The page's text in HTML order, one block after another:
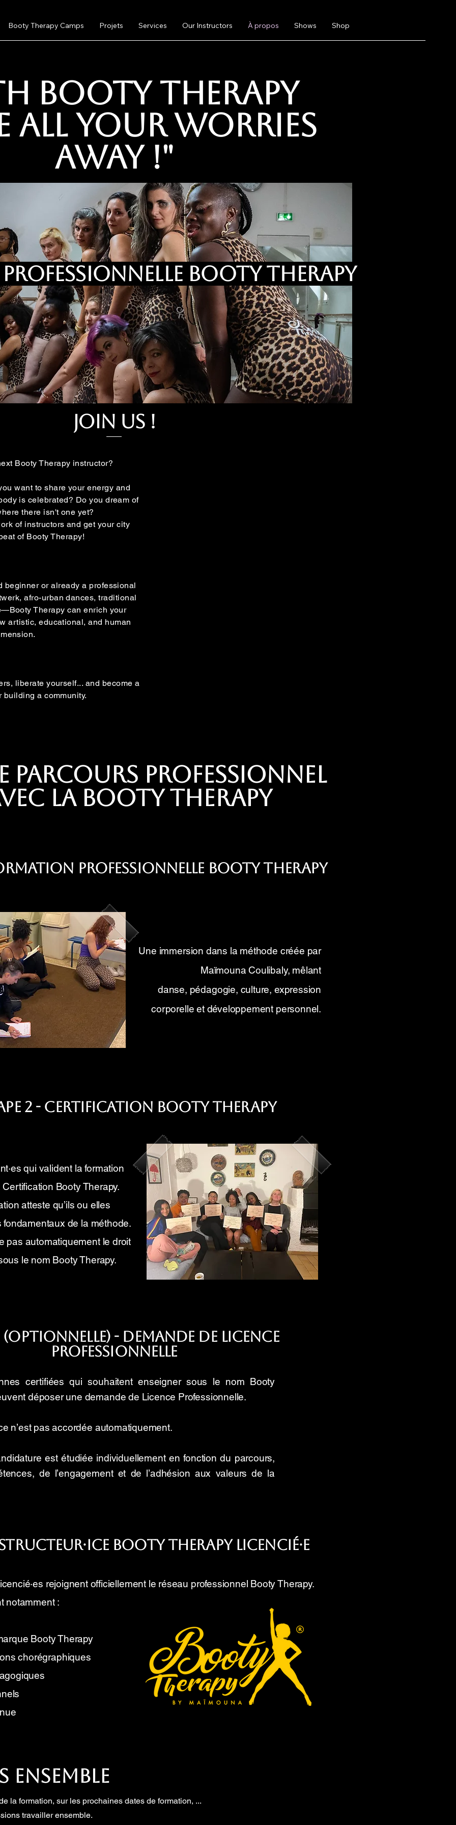
Booty Therapy Camps Projets Services Our Instructors À propos Shows Shop
Booty Therapy
all your worries
away !"
BOOTY THERAPY
Join Us !
Booty Therapy instructor?
want to share your energy and
is celebrated? Do you dream of
there isn't one yet?
of instructors and get your city
of Booty Therapy!
beginner or already a professional
afro-urban dances, traditional
Therapy can enrich your
artistic, educational, and human
liberate yourself... and become a
building a community.
parcours professionnel
la Booty Therapy
Professionnelle Booty Therapy
Une immersion dans la méthode créée par
Maïmouna Coulibaly, mêlant
danse, pédagogie, culture, expression
corporelle et développement personnel.
2 - Certification Booty Therapy
qui valident la formation
Booty Therapy.
atteste qu’ils ou elles
fondamentaux de la méthode.
pas automatiquement le droit
le nom Booty Therapy.
(optionnelle) - Demande de Licence
Professionnelle
certifiées qui souhaitent enseigner sous le nom Booty
déposer une demande de Licence Professionnelle.
n’est pas accordée automatiquement.
est étudiée individuellement en fonction du parcours,
de l’engagement et de l’adhésion aux valeurs de la
Booty Therapy licencié·e
rejoignent officiellement le réseau professionnel Booty Therapy.
notamment :
Booty Therapy
chorégraphiques
la formation, sur les prochaines dates de formation, ...
travailler ensemble.